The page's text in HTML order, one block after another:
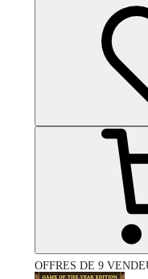
OFFRES DE 9